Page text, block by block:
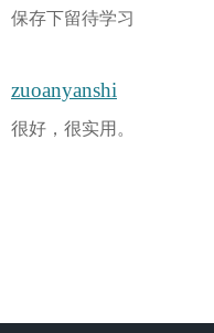
保存下留待学习
zuoanyanshi
很好，很实用。